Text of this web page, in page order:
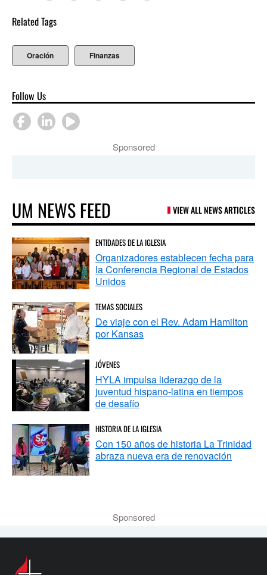
Related Tags
Oración Finanzas
Follow Us
Sponsored
UM NEWS FEED VIEW ALL NEWS ARTICLES
ENTIDADES DE LA IGLESIA
Organizadores establecen fecha para
la Conferencia Regional de Estados
Unidos
TEMAS SOCIALES
De viaje con el Rev. Adam Hamilton
por Kansas
JÓVENES
HYLA impulsa liderazgo de la
juventud hispano-latina en tiempos
de desafío
HISTORIA DE LA IGLESIA
Con 150 años de historia La Trinidad
abraza nueva era de renovación
Sponsored